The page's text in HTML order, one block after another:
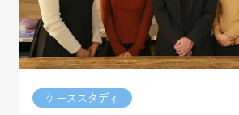
ケーススタディ